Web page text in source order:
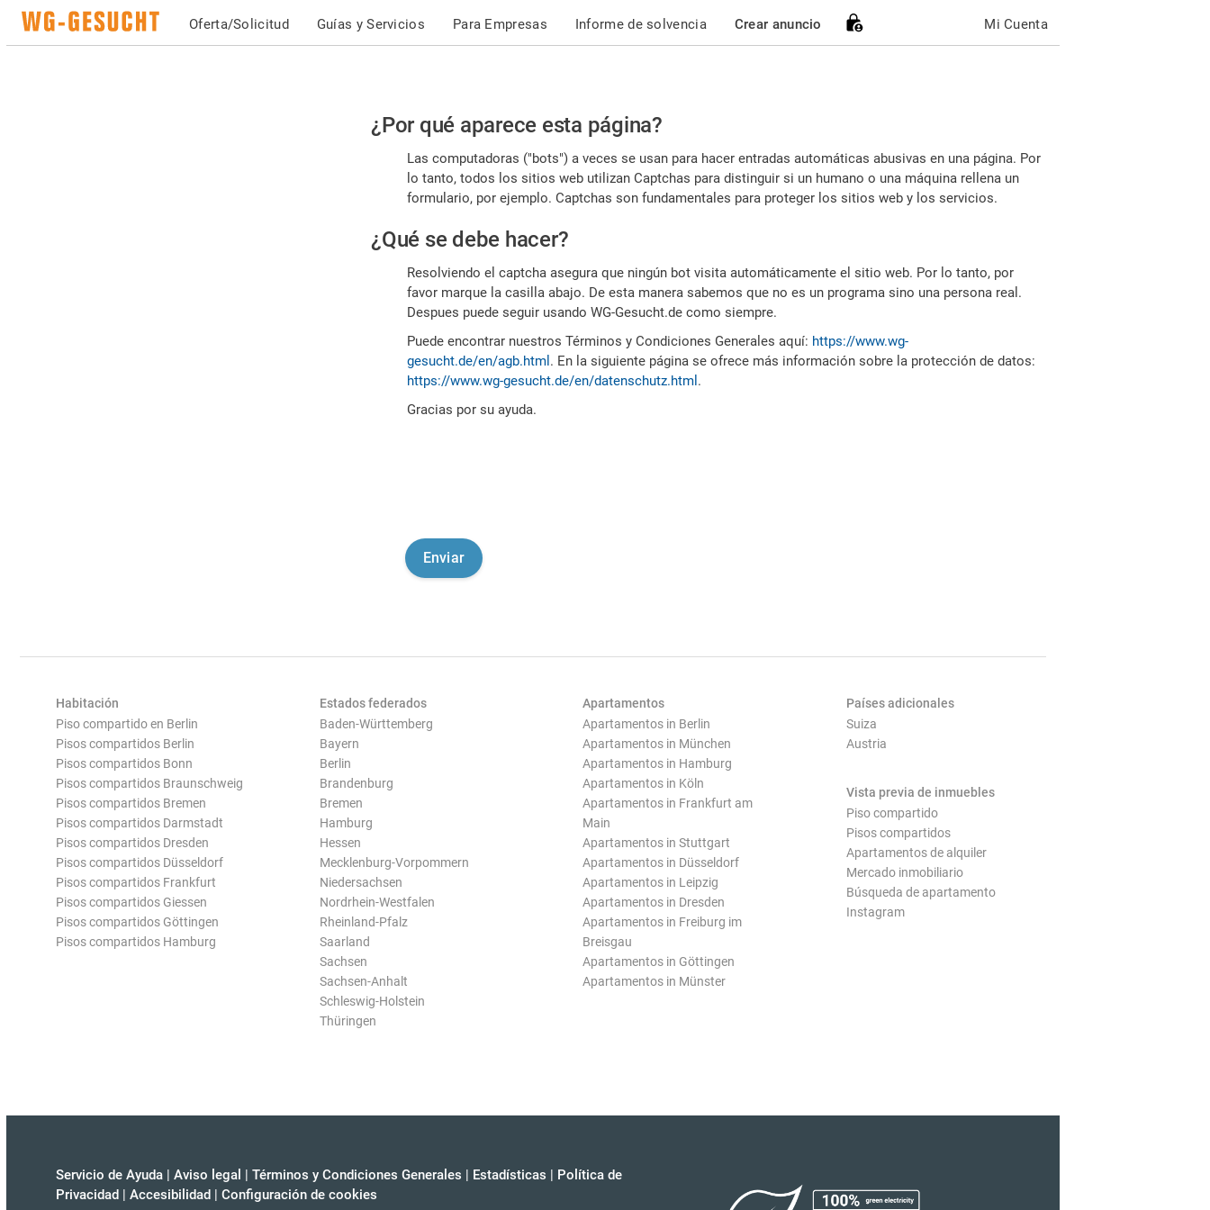
Oferta/Solicitud Guías y Servicios Para Empresas Informe de solvencia Crear anuncio Mi Cuenta
Por
favor,
confirme
es
humano
¿Por qué aparece esta página?
Las computadoras ("bots") a veces se usan para hacer entradas automáticas abusivas en una página. Por
lo tanto, todos los sitios web utilizan Captchas para distinguir si un humano o una máquina rellena un
formulario, por ejemplo. Captchas son fundamentales para proteger los sitios web y los servicios.
¿Qué se debe hacer?
Resolviendo el captcha asegura que ningún bot visita automáticamente el sitio web. Por lo tanto, por
favor marque la casilla abajo. De esta manera sabemos que no es un programa sino una persona real.
Despues puede seguir usando WG-Gesucht.de como siempre.
Puede encontrar nuestros Términos y Condiciones Generales aquí: https://www.wg-
gesucht.de/en/agb.html . En la siguiente página se ofrece más información sobre la protección de datos:
https://www.wg-gesucht.de/en/datenschutz.html .
Gracias por su ayuda.
Habitación
Piso compartido en Berlin
Pisos compartidos Berlin
Pisos compartidos Bonn
Pisos compartidos Braunschweig
Pisos compartidos Bremen
Pisos compartidos Darmstadt
Pisos compartidos Dresden
Pisos compartidos Düsseldorf
Pisos compartidos Frankfurt
Pisos compartidos Giessen
Pisos compartidos Göttingen
Pisos compartidos Hamburg
Estados federados
Baden-Württemberg
Bayern
Berlin
Brandenburg
Bremen
Hamburg
Hessen
Mecklenburg-Vorpommern
Niedersachsen
Nordrhein-Westfalen
Rheinland-Pfalz
Saarland
Sachsen
Sachsen-Anhalt
Schleswig-Holstein
Thüringen
Apartamentos
Apartamentos in Berlin
Apartamentos in München
Apartamentos in Hamburg
Apartamentos in Köln
Apartamentos in Frankfurt am
Main
Apartamentos in Stuttgart
Apartamentos in Düsseldorf
Apartamentos in Leipzig
Apartamentos in Dresden
Apartamentos in Freiburg im
Breisgau
Apartamentos in Göttingen
Apartamentos in Münster
Países adicionales
Suiza
Austria
Vista previa de inmuebles
Piso compartido
Pisos compartidos
Apartamentos de alquiler
Mercado inmobiliario
Búsqueda de apartamento
Instagram
Servicio de Ayuda | Aviso legal | Términos y Condiciones Generales | Estadísticas | Política de
Privacidad | Accesibilidad | Configuración de cookies